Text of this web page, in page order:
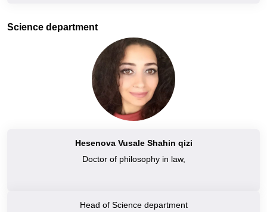
Science department
Hesenova Vusale Shahin qizi
Doctor of philosophy in law,
Head of Science department